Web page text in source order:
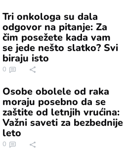
Tri onkologa su dala
odgovor na pitanje: Za
čim posežete kada vam
se jede nešto slatko? Svi
biraju isto
0
Osobe obolele od raka
moraju posebno da se
zaštite od letnjih vrućina:
Važni saveti za bezbednije
leto
0